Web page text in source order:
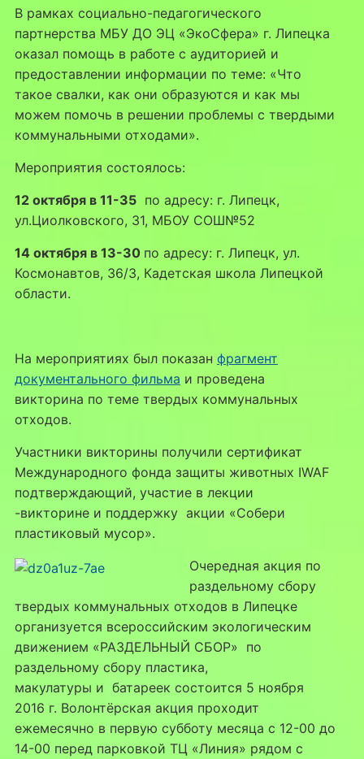
В рамках социально-педагогического
партнерства МБУ ДО ЭЦ «ЭкоСфера» г. Липецка
оказал помощь в работе с аудиторией и
предоставлении информации по теме: «Что
такое свалки, как они образуются и как мы
можем помочь в решении проблемы с твердыми
коммунальными отходами».
Мероприятия состоялось:
12 октября в 11-35по адресу: г. Липецк,
ул.Циолковского, 31, МБОУ СОШ№52
14 октября в 13-30 по адресу: г. Липецк, ул.
Космонавтов, 36/3, Кадетская школа Липецкой
области.
На мероприятиях был показан фрагмент
документального фильма и проведена
викторина по теме твердых коммунальных
отходов.
Участники викторины получили сертификат
Международного фонда защиты животных IWAF
подтверждающий, участие в лекции
-викторине и поддержку акции «Собери
пластиковый мусор».
Очередная акция по
раздельному сбору
твердых коммунальных отходов в Липецке
организуется всероссийским экологическим
движением «РАЗДЕЛЬНЫЙ СБОР» по
раздельному сбору пластика,
макулатуры и батареек состоится 5 ноября
2016 г. Волонтёрская акция проходит
ежемесячно в первую субботу месяца с 12-00 до
14-00 перед парковкой ТЦ «Линия» рядом с